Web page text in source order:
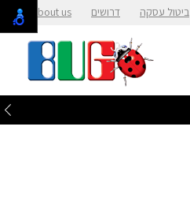
ביטול עסקה דרושים About us